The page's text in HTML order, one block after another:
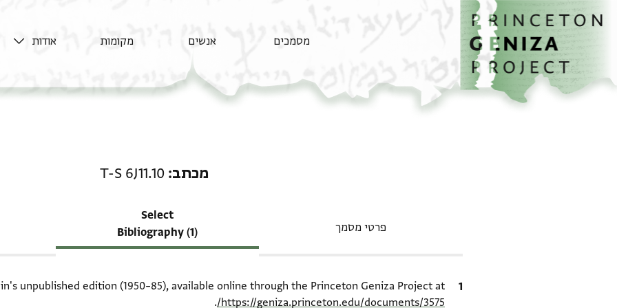
דילוג לתוכן
דף הבית
מסמכים אנשים מקומות אודות
מכתב T-S 6J11.10
פרטי מסמך
Select
Bibliography (1)
ציטוט
unpublished edition (1950–85), available online through the Princeton Geniza Project at
https://geniza.princeton.edu/documents/3575/
.